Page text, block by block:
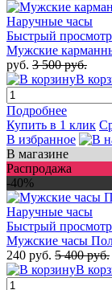
Быстрый просмотр
Мужские
руб. 3 500 руб.
В
Подробнее
Купить в 1 клик
В избранное
В магазине
Распродажа
-40%
Быстрый просмотр
Мужские часы
240 руб. 5 400 руб.
В